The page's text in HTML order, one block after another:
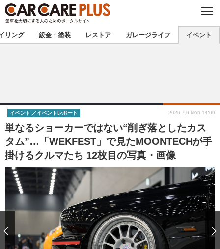
C
O
S
E
★カーケアプラス認定★ 厳選プロショップを地域から探す
甲信越 北陸
東海 関西
中国 四国
沖縄
注目の記事
ショップレポート 愛車 File
自動車豆知識 ストップ！不具合修理＆粗悪修理
ディテイリング
ディテイリング 洗車
鈑金・塗装
リング 鈑金・塗装 レストア ガレージライフ イベント
単なるショーカーではない“削ぎ落としたカス
タム”…「WEKFEST」で見たMOONTECHが手
掛けるクルマたち 12枚目の写真・画像
イベント イベントレポート 2026.7.6 Mon 14:00